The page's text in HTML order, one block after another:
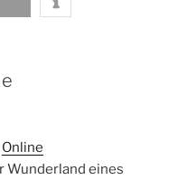
Online
Wunderland eines